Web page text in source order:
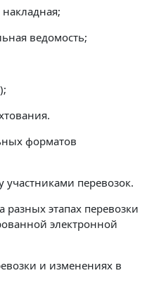
ведомость;
форматов
перевозок.
этапах перевозки
электронной
и изменениях в